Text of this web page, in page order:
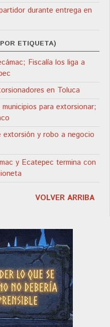
durante entrega en
ETIQUETA)
Fiscalía los liga a
en Toluca
para extorsionar;
extorsión y robo a negocio
y Ecatepec termina con
VOLVER ARRIBA